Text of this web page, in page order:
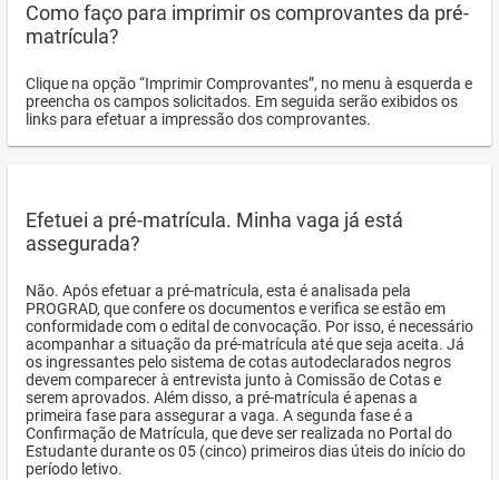
Como faço para imprimir os comprovantes da pré-
matrícula?
Clique na opção “Imprimir Comprovantes”, no menu à esquerda e
preencha os campos solicitados. Em seguida serão exibidos os
links para efetuar a impressão dos comprovantes.
Efetuei a pré-matrícula. Minha vaga já está
assegurada?
Não. Após efetuar a pré-matrícula, esta é analisada pela
PROGRAD, que confere os documentos e verifica se estão em
conformidade com o edital de convocação. Por isso, é necessário
acompanhar a situação da pré-matrícula até que seja aceita. Já
os ingressantes pelo sistema de cotas autodeclarados negros
devem comparecer à entrevista junto à Comissão de Cotas e
serem aprovados. Além disso, a pré-matrícula é apenas a
primeira fase para assegurar a vaga. A segunda fase é a
Confirmação de Matrícula, que deve ser realizada no Portal do
Estudante durante os 05 (cinco) primeiros dias úteis do início do
período letivo.